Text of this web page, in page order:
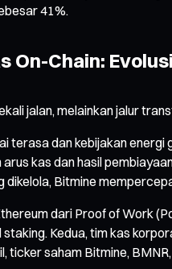
41%.
On-Chain:
jalan, melainkan jalur
terasa dan kebijakan
kas dan hasil
Bitmine
dari Proof of Work
Kedua, tim kas
ticker saham Bitmine,